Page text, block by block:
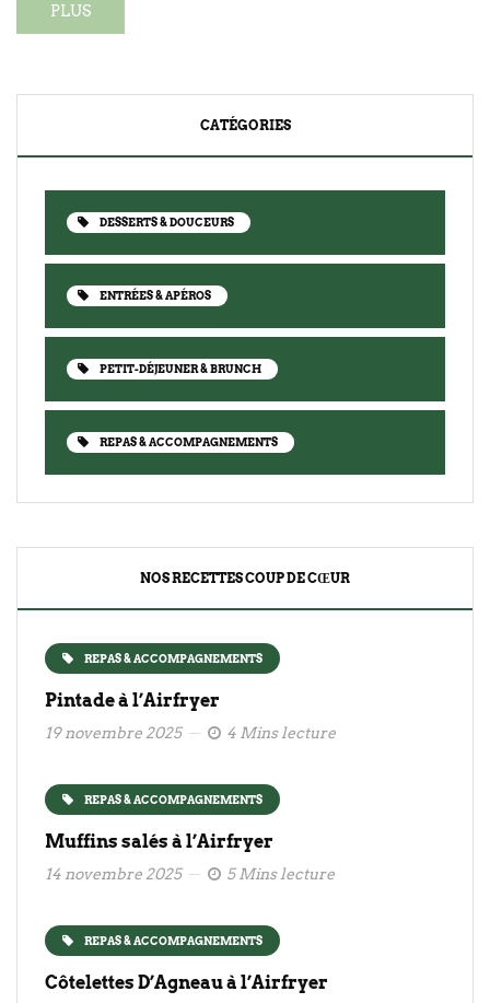
PLUS
CATÉGORIES
DESSERTS & DOUCEURS
ENTRÉES & APÉROS
PETIT-DÉJEUNER & BRUNCH
REPAS & ACCOMPAGNEMENTS
NOS RECETTES COUP DE CŒUR
REPAS & ACCOMPAGNEMENTS
Pintade à l’Airfryer
19 novembre 2025 4 Mins lecture
REPAS & ACCOMPAGNEMENTS
Muffins salés à l’Airfryer
14 novembre 2025 5 Mins lecture
REPAS & ACCOMPAGNEMENTS
Côtelettes D’Agneau à l’Airfryer